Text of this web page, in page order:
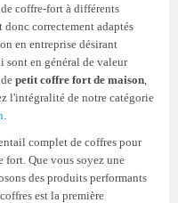
coffre-fort à différents
correctement adaptés
en entreprise désirant
sont en général de valeur
petit coffre fort de maison
l'intégralité de notre catégorie
complet de coffres pour
fort. Que vous soyez une
des produits performants
est la première